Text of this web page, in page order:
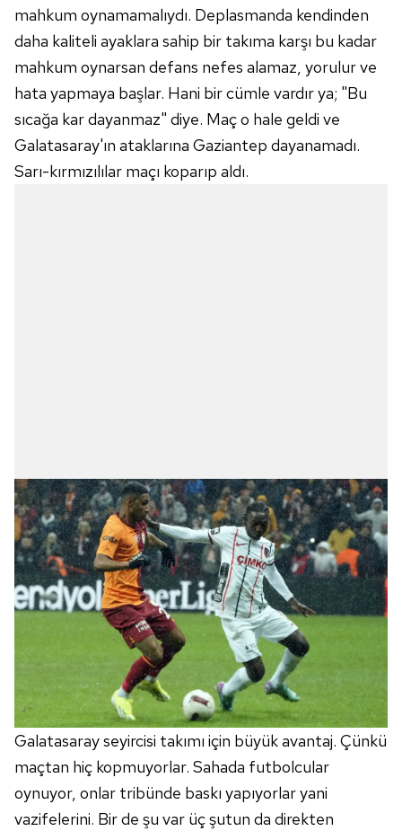
mahkum oynamamalıydı. Deplasmanda kendinden
daha kaliteli ayaklara sahip bir takıma karşı bu kadar
mahkum oynarsan defans nefes alamaz, yorulur ve
hata yapmaya başlar. Hani bir cümle vardır ya; "Bu
sıcağa kar dayanmaz" diye. Maç o hale geldi ve
Galatasaray'ın ataklarına Gaziantep dayanamadı.
Sarı-kırmızılılar maçı koparıp aldı.
Galatasaray seyircisi takımı için büyük avantaj. Çünkü
maçtan hiç kopmuyorlar. Sahada futbolcular
oynuyor, onlar tribünde baskı yapıyorlar yani
vazifelerini. Bir de şu var üç şutun da direkten